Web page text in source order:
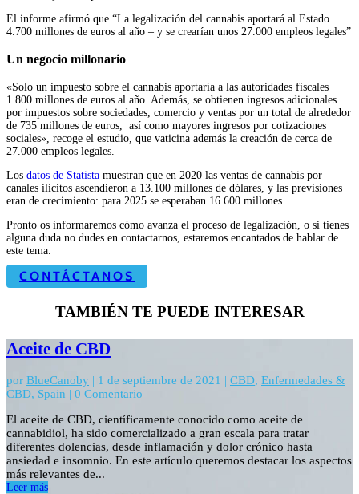
El informe afirmó que “La legalización del cannabis aportará al Estado
4.700 millones de euros al año – y se crearían unos 27.000 empleos legales”
Un negocio millonario
«Solo un impuesto sobre el cannabis aportaría a las autoridades fiscales
1.800 millones de euros al año. Además, se obtienen ingresos adicionales
por impuestos sobre sociedades, comercio y ventas por un total de alrededor
de 735 millones de euros, así como mayores ingresos por cotizaciones
sociales», recoge el estudio, que vaticina además la creación de cerca de
27.000 empleos legales.
Los datos de Statista muestran que en 2020 las ventas de cannabis por
canales ilícitos ascendieron a 13.100 millones de dólares, y las previsiones
eran de crecimiento: para 2025 se esperaban 16.600 millones.
Pronto os informaremos cómo avanza el proceso de legalización, o si tienes
alguna duda no dudes en contactarnos, estaremos encantados de hablar de
este tema.
CONTÁCTANOS
TAMBIÉN TE PUEDE INTERESAR
Aceite de CBD
por BlueCanoby | 1 de septiembre de 2021 | CBD, Enfermedades &
CBD, Spain | 0 Comentario
El aceite de CBD, científicamente conocido como aceite de
cannabidiol, ha sido comercializado a gran escala para tratar
diferentes dolencias, desde inflamación y dolor crónico hasta
ansiedad e insomnio. En este artículo queremos destacar los aspectos
más relevantes de...
Leer más